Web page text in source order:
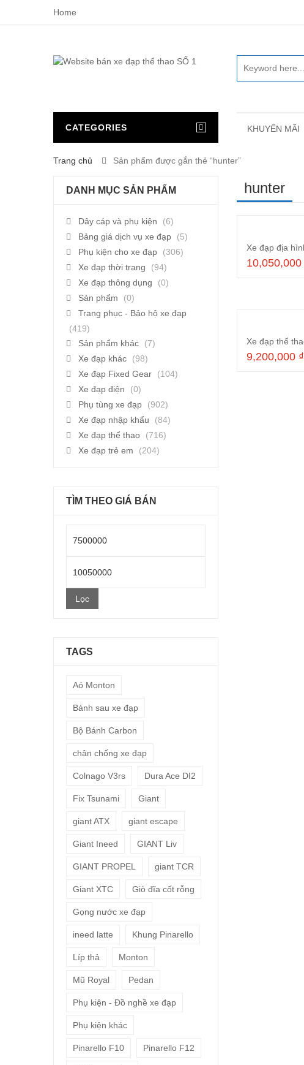
Home
CATEGORIES KHUYẾN MÃI
Trang chủ Sản phẩm được gắn thẻ “hunter”
hunter
10,050,000
9,200,000 ₫
DANH MỤC SẢN PHẨM
Dây cáp và phụ kiện
(6)
Bảng giá dịch vụ xe đạp
(5)
Phụ kiện cho xe đạp
(306)
Xe đạp thời trang
(94)
Xe đạp thông dụng
(0)
Sản phẩm
(0)
Trang phục - Bảo hộ xe đạp
(419)
Sản phẩm khác
(7)
Xe đạp khác
(98)
Xe đạp Fixed Gear
(104)
Xe đạp điện
(0)
Phụ tùng xe đạp
(902)
Xe đạp nhập khẩu
(84)
Xe đạp thể thao
(716)
Xe đạp trẻ em
(204)
TÌM THEO GIÁ BÁN
nhất
cao
nhất
Lọc
TAGS
Aó Monton
Bánh sau xe đạp
Bộ Bánh Carbon
chân chống xe đạp
Colnago V3rs Dura Ace DI2
Fix Tsunami Giant
giant ATX giant escape
Giant Ineed GIANT Liv
GIANT PROPEL giant TCR
Giant XTC Giò đĩa cốt rỗng
Gọng nước xe đạp
ineed latte Khung Pinarello
Líp thả Monton
Mũ Royal Pedan
Phụ kiện - Đồ nghề xe đạp
Phụ kiện khác
Pinarello F10 Pinarello F12